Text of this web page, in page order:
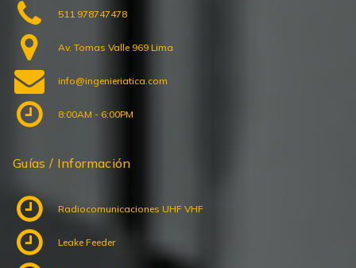
511 978747478
Av. Tomas Valle 969 Lima
info@ingenieriatica.com
8:00AM - 6:00PM
Guías / Información
Radiocomunicaciones UHF VHF
Leake Feeder